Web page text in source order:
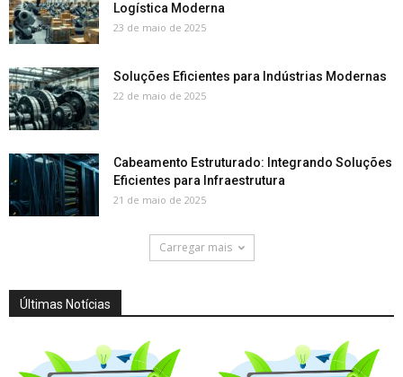
Logística Moderna
23 de maio de 2025
Soluções Eficientes para Indústrias Modernas
22 de maio de 2025
Cabeamento Estruturado: Integrando Soluções
Eficientes para Infraestrutura
21 de maio de 2025
Carregar mais
Últimas Notícias